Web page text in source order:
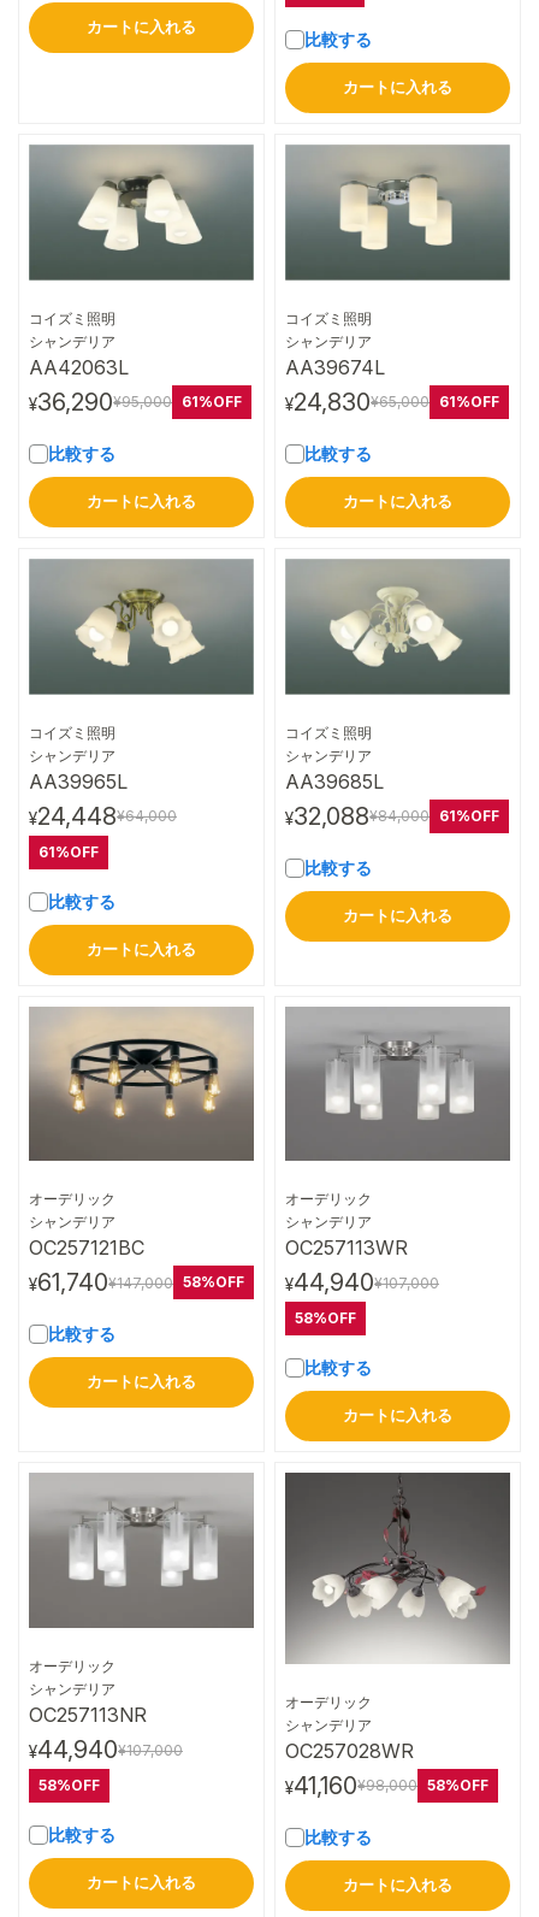
カートに入れる
比較する
カートに入れる
コイズミ照明
シャンデリア
AA42063L
¥36,290¥95,000 61%OFF
比較する
カートに入れる
コイズミ照明
シャンデリア
AA39674L
¥24,830¥65,000 61%OFF
比較する
カートに入れる
コイズミ照明
シャンデリア
AA39965L
¥24,448¥64,000
61%OFF
比較する
カートに入れる
コイズミ照明
シャンデリア
AA39685L
¥32,088¥84,000 61%OFF
比較する
カートに入れる
オーデリック
シャンデリア
OC257121BC
¥61,740¥147,000 58%OFF
比較する
カートに入れる
オーデリック
シャンデリア
OC257113WR
¥44,940¥107,000
58%OFF
比較する
カートに入れる
オーデリック
シャンデリア
OC257113NR
¥44,940¥107,000
58%OFF
比較する
カートに入れる
オーデリック
シャンデリア
OC257028WR
¥41,160¥98,000 58%OFF
比較する
カートに入れる